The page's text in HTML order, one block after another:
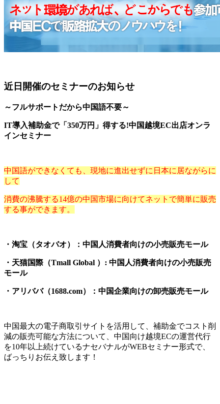
近日開催のセミナーのお知らせ
～フルサポートだから中国語不要～
IT導入補助金で「350万円」得する!中国越境EC出店オンラ
インセミナー
中国語ができなくても、現地に進出せずに日本に居ながらに
して
消費の沸騰する14億の中国市場に向けてネットで簡単に販売
する事ができます。
・淘宝（タオバオ）：中国人消費者向けの小売販売モール
・天猫国際（Tmall Global ）: 中国人消費者向けの小売販売
モール
・アリババ（1688.com）：中国企業向けの卸売販売モール
中国最大の電子商取引サイトを活用して、補助金でコスト削
減の販売可能な方法について、中国向け越境ECの運営代行
を10年以上続けているナセバナルがWEBセミナー形式で、
ばっちりお伝え致します！